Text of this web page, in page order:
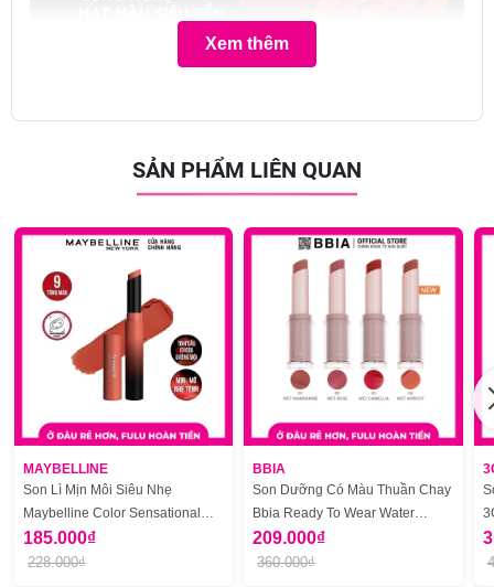
Xem thêm
SẢN PHẨM LIÊN QUAN
MAYBELLINE
Son Lì Mịn Môi Siêu Nhẹ
Maybelline Color Sensational
Ultimatte 1.7g
185.000₫
228.000₫
BBIA
Son Dưỡng Có Màu Thuần Chay
Bbia Ready To Wear Water
Lipstick 3g
209.000₫
360.000₫